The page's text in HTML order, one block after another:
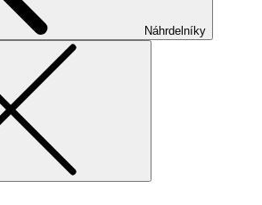
Náhrdelníky